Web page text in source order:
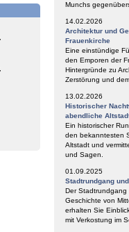
Munchs
14.02.2026
Architektur und
Frauenkirche
Eine einstündige
den Emporen der
Hintergründe zu
Zerstörung und
13.02.2026
Historischer
abendliche
Ein historischer
den bekanntesten
Altstadt und
und Sagen.
01.09.2025
Stadtrundgang
Der Stadtrundgang
Geschichte von
erhalten Sie
mit Verkostung im